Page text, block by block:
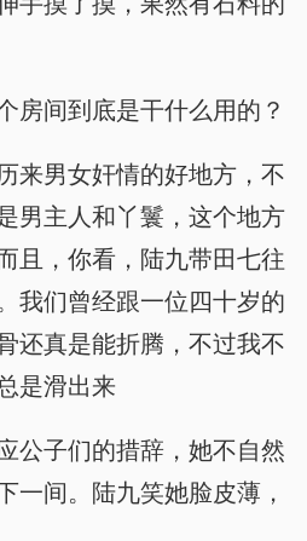
房间到底是干什么用的？
来男女奸情的好地方，不
男主人和丫鬟，这个地方
且，你看，陆九带田七往
我们曾经跟一位四十岁的
还真是能折腾，不过我不
是滑出来
公子们的措辞，她不自然
一间。陆九笑她脸皮薄，